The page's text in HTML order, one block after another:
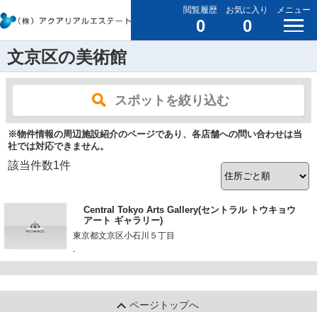
閲覧履歴
0
お気に入り
0
メニュー
文京区の美術館
スポットを絞り込む
※物件情報の周辺施設紹介のページであり、各店舗への問い合わせは当
社では対応できません。
該当件数1件
Central Tokyo Arts Gallery(セントラル トウキョウ
アート ギャラリー)
東京都文京区小石川５丁目
-
ページトップへ